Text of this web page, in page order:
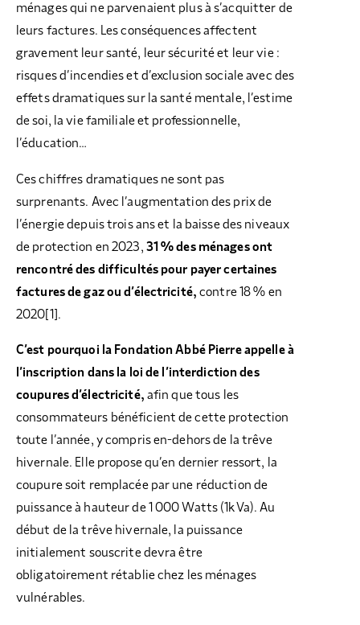
ménages qui ne parvenaient plus à s’acquitter de
leurs factures. Les conséquences affectent
gravement leur santé, leur sécurité et leur vie :
risques d’incendies et d’exclusion sociale avec des
effets dramatiques sur la santé mentale, l’estime
de soi, la vie familiale et professionnelle,
l’éducation…
Ces chiffres dramatiques ne sont pas
surprenants. Avec l’augmentation des prix de
l’énergie depuis trois ans et la baisse des niveaux
de protection en 2023, 31 % des ménages ont
rencontré des difficultés pour payer certaines
factures de gaz ou d’électricité, contre 18 % en
2020 [1] .
C’est pourquoi la Fondation Abbé Pierre appelle à
l’inscription dans la loi de l’interdiction des
coupures d’électricité, afin que tous les
consommateurs bénéficient de cette protection
toute l’année, y compris en-dehors de la trêve
hivernale. Elle propose qu’en dernier ressort, la
coupure soit remplacée par une réduction de
puissance à hauteur de 1 000 Watts (1kVa). Au
début de la trêve hivernale, la puissance
initialement souscrite devra être
obligatoirement rétablie chez les ménages
vulnérables.